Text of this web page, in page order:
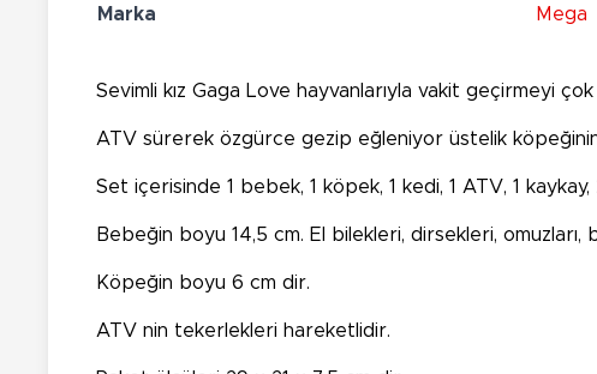
Marka Mega
Sevimli kız Gaga Love hayvanlarıyla vakit geçirmeyi
ATV sürerek özgürce gezip eğleniyor üstelik
Set içerisinde 1 bebek, 1 köpek, 1 kedi, 1 ATV, 1
Bebeğin boyu 14,5 cm. El bilekleri, dirsekleri, omuzları,
Köpeğin boyu 6 cm dir.
ATV nin tekerlekleri hareketlidir.